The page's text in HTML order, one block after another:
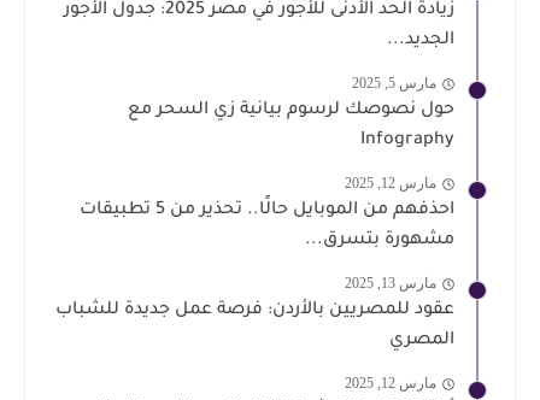
زيادة الحد الأدنى للأجور في مصر 2025: جدول الأجور
الجديد...
مارس 5, 2025
حول نصوصك لرسوم بيانية زي السحر مع
Infography
مارس 12, 2025
احذفهم من الموبايل حالًا.. تحذير من 5 تطبيقات
مشهورة بتسرق...
مارس 13, 2025
عقود للمصريين بالأردن: فرصة عمل جديدة للشباب
المصري
مارس 12, 2025